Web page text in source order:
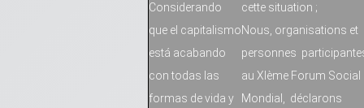
Considerando
que el capitalismo
está acabando
con todas las
formas de vida y
cette situation ;
Nous, organisations et
personnes
au XIème Forum Social
Mondial, déclarons